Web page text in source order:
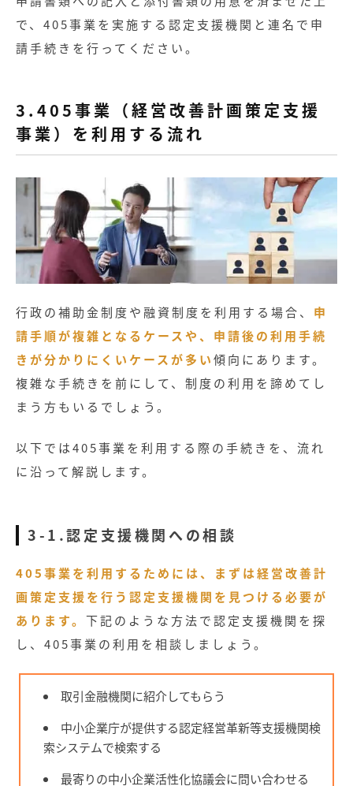
で、405事業を実施する認定支援機関と連名で申
請手続きを行ってください。
3.405事業（経営改善計画策定支援
事業）を利用する流れ
行政の補助金制度や融資制度を利用する場合、 申
請手順が複雑となるケースや、申請後の利用手続
きが分かりにくいケースが多い傾向にあります。
複雑な手続きを前にして、制度の利用を諦めてし
まう方もいるでしょう。
以下では405事業を利用する際の手続きを、流れ
に沿って解説します。
3-1.認定支援機関への相談
405事業を利用するためには、まずは経営改善計
画策定支援を行う認定支援機関を見つける必要が
あります。 下記のような方法で認定支援機関を探
し、405事業の利用を相談しましょう。
取引金融機関に紹介してもらう
中小企業庁が提供する認定経営革新等支援機関検
索システムで検索する
最寄りの中小企業活性化協議会に問い合わせる